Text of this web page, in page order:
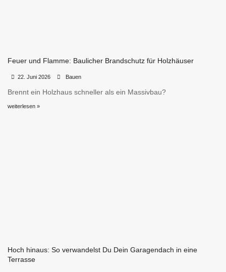
Feuer und Flamme: Baulicher Brandschutz für Holzhäuser
22. Juni 2026 Bauen
Brennt ein Holzhaus schneller als ein Massivbau?
weiterlesen »
Hoch hinaus: So verwandelst Du Dein Garagendach in eine
Terrasse